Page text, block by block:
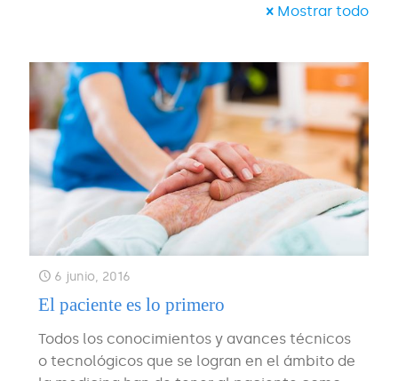
Mostrar todo
6 junio, 2016
El paciente es lo primero
Todos los conocimientos y avances técnicos
o tecnológicos que se logran en el ámbito de